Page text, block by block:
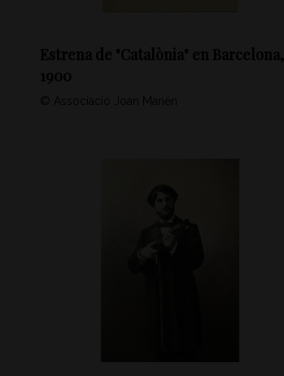
Estrena de "Catalònia" en Barcelona,
1900
© Associació Joan Manén